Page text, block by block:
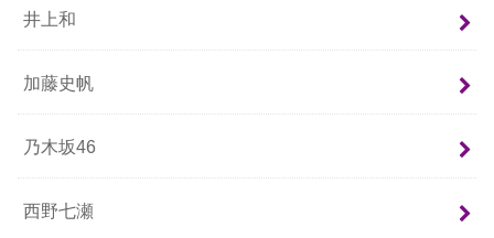
井上和
加藤史帆
乃木坂46
西野七瀬